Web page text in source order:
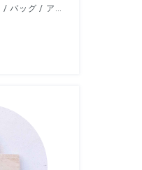
ぽっこりブタのトート中 / バッグ / アッコモン